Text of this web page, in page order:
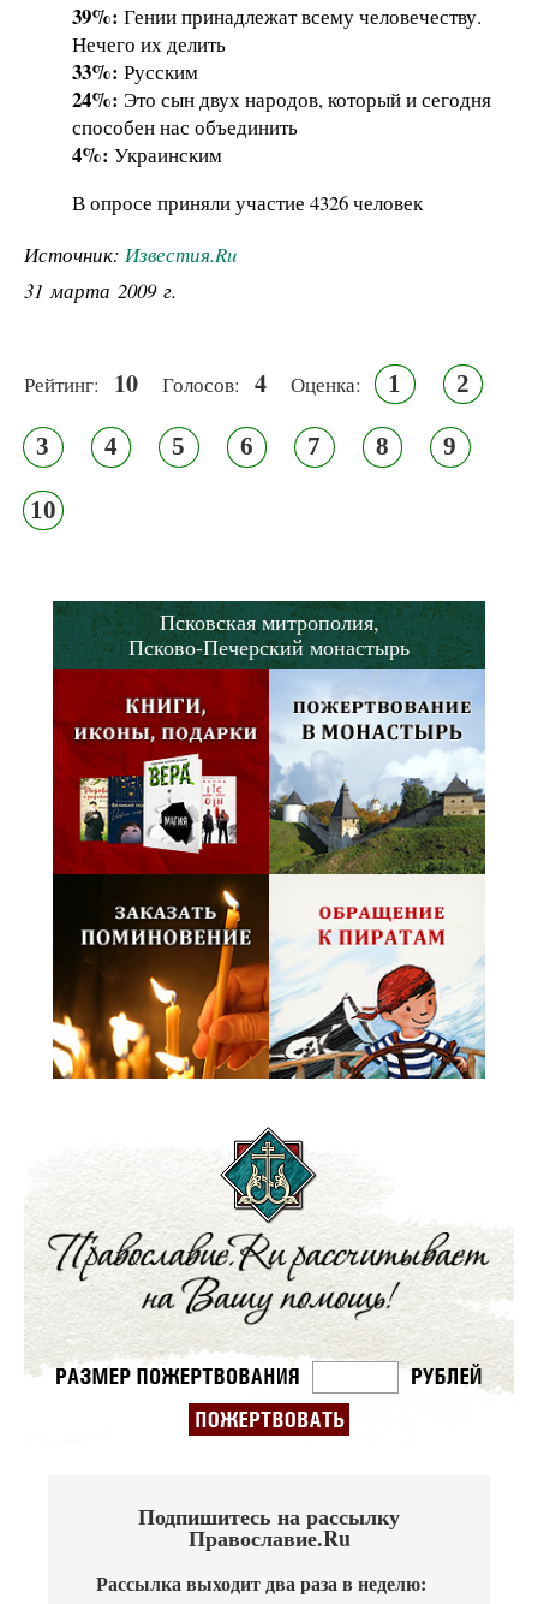
39%: Гении принадлежат всему человечеству.
Нечего их делить
33%: Русским
24%: Это сын двух народов, который и сегодня
способен нас объединить
4%: Украинским
В опросе приняли участие 4326 человек
Источник: Известия.Ru
31 марта 2009 г.
Рейтинг: 10 Голосов: 4 Оценка: 1 2
3 4 5 6 7 8 9
10
Псковская митрополия,
Псково-Печерский монастырь
Подпишитесь на рассылку
Православие.Ru
Рассылка выходит два раза в неделю: